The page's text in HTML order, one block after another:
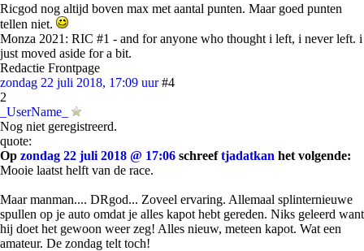
Ricgod nog altijd boven max met aantal punten. Maar goed punten
tellen niet.
Monza 2021: RIC #1 - and for anyone who thought i left, i never left. i
just moved aside for a bit.
Redactie Frontpage
zondag 22 juli 2018, 17:09 uur #4
2
_UserName_
Nog niet geregistreerd.
quote:
Op zondag 22 juli 2018 @ 17:06 schreeftjadatkan het volgende:
Mooie laatst helft van de race.
Maar manman.... DRgod... Zoveel ervaring. Allemaal splinternieuwe
spullen op je auto omdat je alles kapot hebt gereden. Niks geleerd want
hij doet het gewoon weer zeg! Alles nieuw, meteen kapot. Wat een
amateur. De zondag telt toch!